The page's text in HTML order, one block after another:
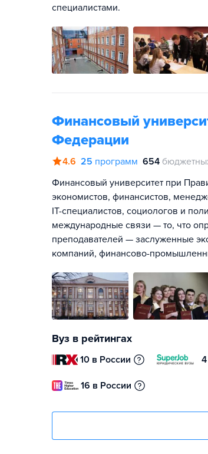
специалистами.
Финансовый
Федерации
4.6 25 программ 654
Финансовый университет при
экономистов, финансистов,
IT-специалистов, социологов и
международные связи — то, что
преподавателей — заслуженные
компаний, финансово-
Вуз в рейтингах
10 в России
16 в России